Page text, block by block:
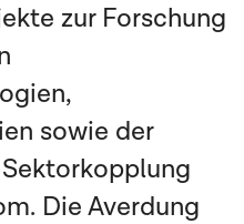
zur Forschung
sowie der
Die Averdung